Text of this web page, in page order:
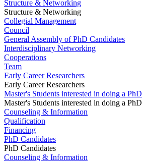
Structure & Networking
Structure & Networking
Collegial Management
Council
General Assembly of PhD Candidates
Interdisciplinary Networking
Cooperations
Team
Early Career Researchers
Early Career Researchers
Master's Students interested in doing a PhD
Master's Students interested in doing a PhD
Counseling & Information
Qualification
Financing
PhD Candidates
PhD Candidates
Counseling & Information